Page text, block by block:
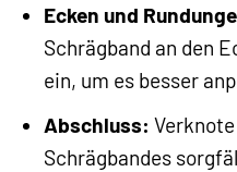
Ecken und
Schrägband an den
ein, um es besser
Abschluss:
Schrägbandes